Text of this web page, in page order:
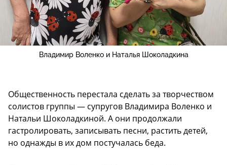
Владимир Воленко и Наталья Шоколадкина
Общественность перестала сделать за творчеством
солистов группы — супругов Владимира Воленко и
Натальи Шоколадкиной. А они продолжали
гастролировать, записывать песни, растить детей,
но однажды в их дом постучалась беда.